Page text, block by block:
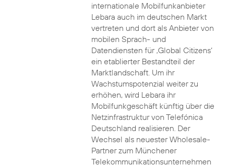
internationale Mobilfunkanbieter
Lebara auch im deutschen Markt
vertreten und dort als Anbieter von
mobilen Sprach- und
Datendiensten für ‚Global Citizens‘
ein etablierter Bestandteil der
Marktlandschaft. Um ihr
Wachstumspotenzial weiter zu
erhöhen, wird Lebara ihr
Mobilfunkgeschäft künftig über die
Netzinfrastruktur von Telefónica
Deutschland realisieren. Der
Wechsel als neuester Wholesale-
Partner zum Münchener
Telekommunikationsunternehmen